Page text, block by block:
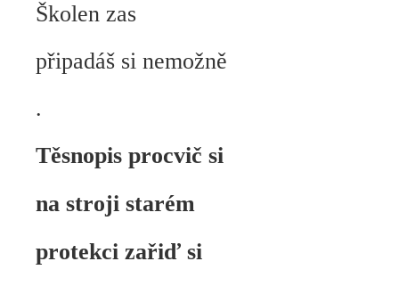
Školen zas
připadáš si nemožně
.
Těsnopis procvič si
na stroji starém
protekci zařiď si